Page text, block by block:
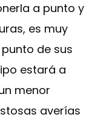
a punto y
es muy
de sus
estará a
menor
averías